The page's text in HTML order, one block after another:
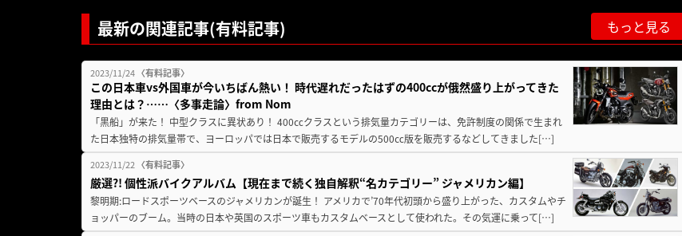
最新の関連記事(有料記事) もっと見る
2023/11/24 〈有料記事〉
この日本車vs外国車が今いちばん熱い！ 時代遅れだったはずの400ccが俄然盛り上がってきた
理由とは？……〈多事走論〉from Nom
「黒船」が来た！ 中型クラスに異状あり！ 400㏄クラスという排気量カテゴリーは、免許制度の関係で生まれ
た日本独特の排気量帯で、ヨーロッパでは日本で販売するモデルの500㏄版を販売するなどしてきました[…]
2023/11/22 〈有料記事〉
厳選?! 個性派バイクアルバム【現在まで続く独自解釈“名カテゴリー” ジャメリカン編】
黎明期:ロードスポーツベースのジャメリカンが誕生！ アメリカで’70年代初頭から盛り上がった、カスタムやチ
ョッパーのブーム。当時の日本や英国のスポーツ車もカスタムベースとして使われた。その気運に乗って[…]